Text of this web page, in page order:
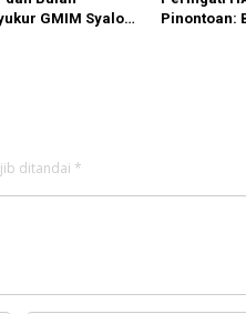
GMIM Syalom
Pinontoan:
ditandai *